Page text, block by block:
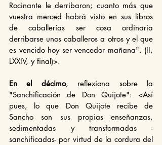
Rocinante le derribaron; cuanto más que
vuestra merced habrá visto en sus libros
de caballerías ser cosa ordinaria
derribarse unos caballeros a otros y el que
es vencido hoy ser vencedor mañana". (II,
LXXIV, y final)>.
En el décimo, reflexiona sobre la
"Sanchificación de Don Quijote": <Así
pues, lo que Don Quijote recibe de
Sancho son sus propias enseñanzas,
sedimentadas y transformadas -
sanchificadas- por virtud de la cordura del